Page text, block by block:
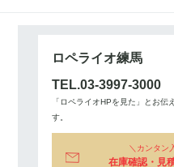
ロペライオ練馬
TEL.03-3997-3000
「ロペライオHPを見た」とお伝
す。
カンタン
在庫確認・見